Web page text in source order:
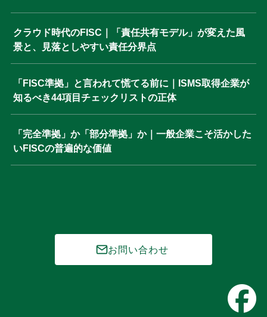
クラウド時代のFISC｜「責任共有モデル」が変えた風
景と、見落としやすい責任分界点
「FISC準拠」と言われて慌てる前に｜ISMS取得企業が
知るべき44項目チェックリストの正体
「完全準拠」か「部分準拠」か｜一般企業こそ活かした
いFISCの普遍的な価値
お問い合わせ